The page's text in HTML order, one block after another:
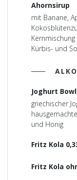
Ahornsirup
mit Banane,
Kürbis- und
Joghurt Bowl
griechischer
und Honig
Fritz Kola
Fritz Kola